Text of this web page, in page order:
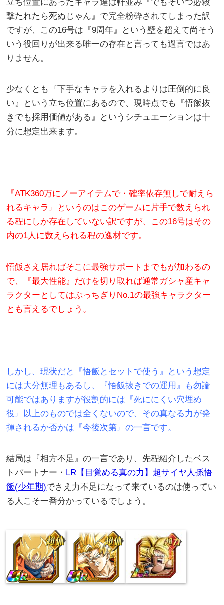
撃たれたら死ぬじゃん』で完全粉砕されてしまった訳
ですが、この16号は『9周年』という壁を超えて尚そう
いう役回りが出来る唯一の存在と言っても過言ではあ
りません。
少なくとも『下手なキャラを入れるよりは圧倒的に良
い』という立ち位置にあるので、現時点でも『悟飯抜
きでも採用価値がある』というシチュエーションは十
分に想定出来ます。
『ATK360万にノーアイテムで・確率依存無しで耐えら
れるキャラ』というのはこのゲームに片手で数えられ
る程にしか存在していない訳ですが、この16号はその
内の1人に数えられる程の逸材です。
悟飯さえ居ればそこに最強サポートまでもが加わるの
で、『最大性能』だけを切り取れば通常ガシャ産キャ
ラクターとしてはぶっちぎりNo.1の最強キャラクター
とも言えるでしょう。
しかし、現状だと『悟飯とセットで使う』という想定
には大分無理もあるし、『悟飯抜きでの運用』も勿論
可能ではありますが役割的には『死ににくい穴埋め
役』以上のものでは全くないので、その真なる力が発
揮されるか否かは『今後次第』の一言です。
結局は『相方不足』の一言であり、先程紹介したベス
トパートナー・ LR【目覚める真の力】超サイヤ人孫悟
飯(少年期)でさえ力不足になって来ているのは使ってい
る人こそ一番分かっているでしょう。